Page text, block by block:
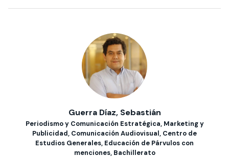
Guerra Díaz, Sebastián
Periodismo y Comunicación Estratégica, Marketing y
Publicidad, Comunicación Audiovisual, Centro de
Estudios Generales, Educación de Párvulos con
menciones, Bachillerato